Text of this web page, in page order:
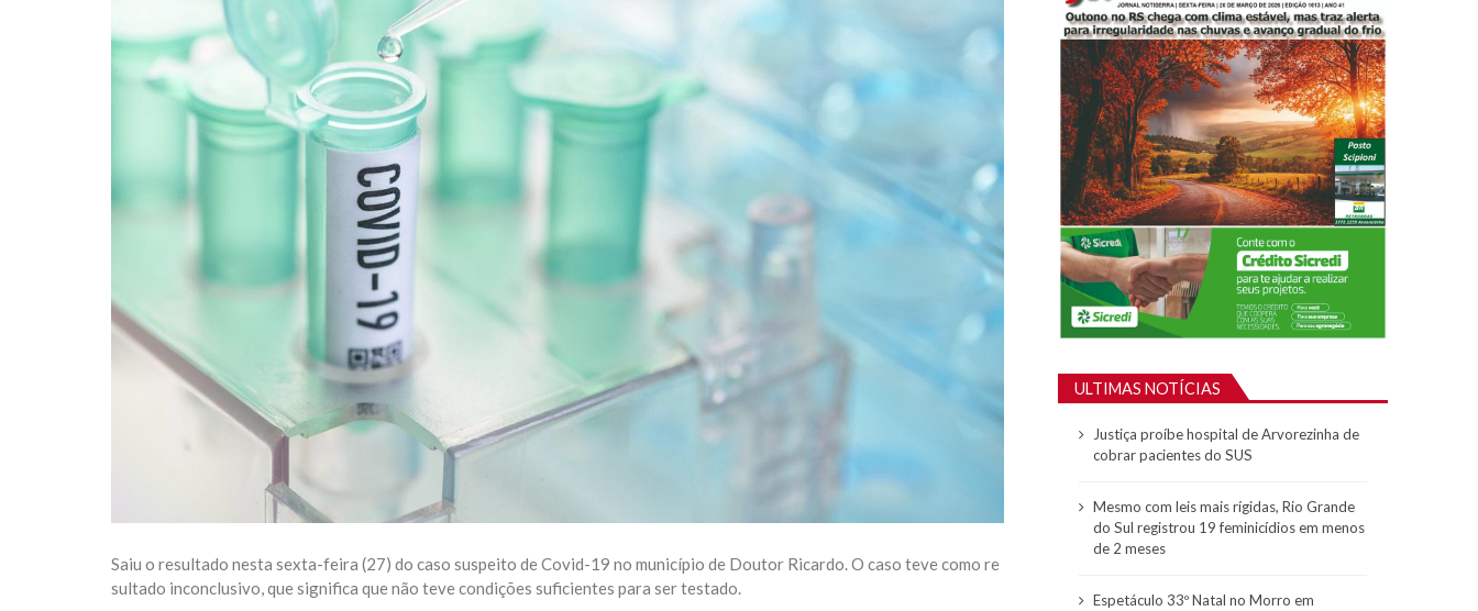
Saiu o resultado nesta sexta-feira (27) do caso suspeito de Covid-19 no município de Doutor Ricardo. O caso teve como re
sultado inconclusivo, que significa que não teve condições suficientes para ser testado.
ULTIMAS NOTÍCIAS
Justiça proíbe hospital de Arvorezinha de
cobrar pacientes do SUS
Mesmo com leis mais rígidas, Rio Grande
do Sul registrou 19 feminicídios em menos
de 2 meses
Espetáculo 33º Natal no Morro em